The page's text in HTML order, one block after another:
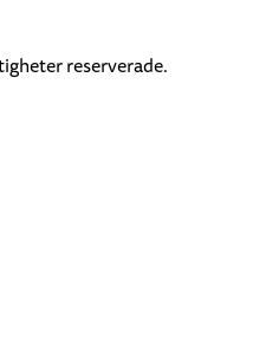
reserverade.